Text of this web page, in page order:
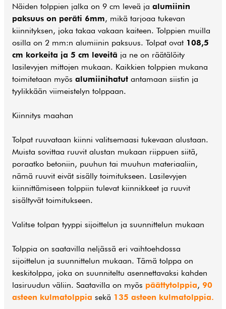
Näiden tolppien jalka on 9 cm leveä ja alumiinin
paksuus on peräti 6mm, mikä tarjoaa tukevan
kiinnityksen, joka takaa vakaan kaiteen. Tolppien muilla
osilla on 2 mm:n alumiinin paksuus. Tolpat ovat 108,5
cm korkeita ja 5 cm leveitä ja ne on räätälöity
lasilevyjen mittojen mukaan. Kaikkien tolppien mukana
toimitetaan myös alumiinihatut antamaan siistin ja
tyylikkään viimeistelyn tolppaan.
Kiinnitys maahan
Tolpat ruuvataan kiinni valitsemaasi tukevaan alustaan.
Muista sovittaa ruuvit alustan mukaan riippuen siitä,
poraatko betoniin, puuhun tai muuhun materiaaliin,
nämä ruuvit eivät sisälly toimitukseen. Lasilevyjen
kiinnittämiseen tolppiin tulevat kiinnikkeet ja ruuvit
sisältyvät toimitukseen.
Valitse tolpan tyyppi sijoittelun ja suunnittelun mukaan
Tolppia on saatavilla neljässä eri vaihtoehdossa
sijoittelun ja suunnittelun mukaan. Tämä tolppa on
keskitolppa, joka on suunniteltu asennettavaksi kahden
lasiruudun väliin. Saatavilla on myös päättytolppia, 90
asteen kulmatolppia sekä 135 asteen kulmatolppia.